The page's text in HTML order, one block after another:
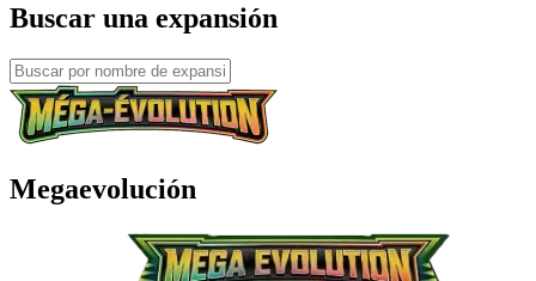
Buscar una expansión
Megaevolución